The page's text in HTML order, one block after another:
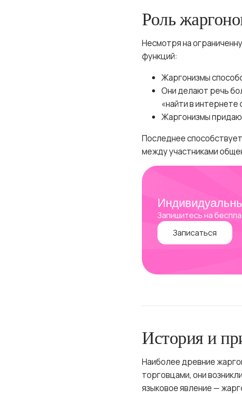
Роль
Несмотря на
функций:
Жаргонизмы
Они делают речь
«найти в
Жаргонизмы
Последнее
между участниками
Запишитесь на
Записаться
История и
Наиболее древние
торговцами, они
языковое явление —